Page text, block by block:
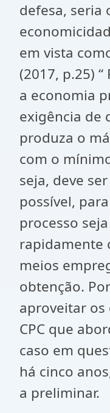
defesa, seria
em vista
(2017, p.25)
a economia
exigência de
produza o
com o
seja, deve
possível,
processo
rapidamente
meios
obtenção.
aproveitar
CPC que
caso em
há cinco
a preliminar.